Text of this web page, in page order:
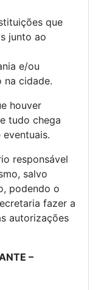
que
junto ao
e/ou
na cidade.
houver
tudo chega
responsável
salvo
podendo o
fazer a
autorizações
–